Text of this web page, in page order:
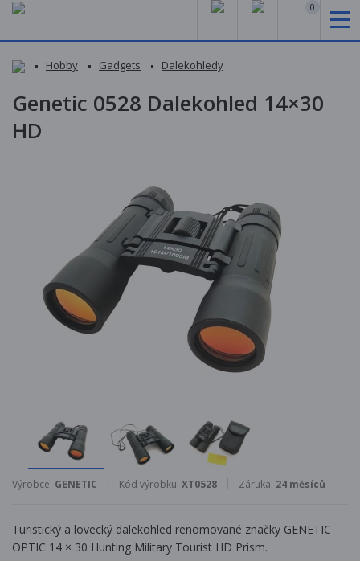
0
Hobby Gadgets Dalekohledy
Genetic 0528 Dalekohled 14×30
HD
Výrobce: GENETIC Kód výrobku: XT0528 Záruka: 24 měsíců
Turistický a lovecký dalekohled renomované značky GENETIC
OPTIC 14 × 30 Hunting Military Tourist HD Prism.